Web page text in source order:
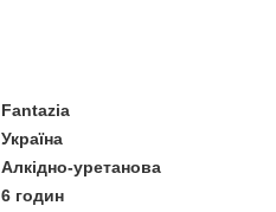
Fantazia
Україна
Алкідно-уретанова
6 годин